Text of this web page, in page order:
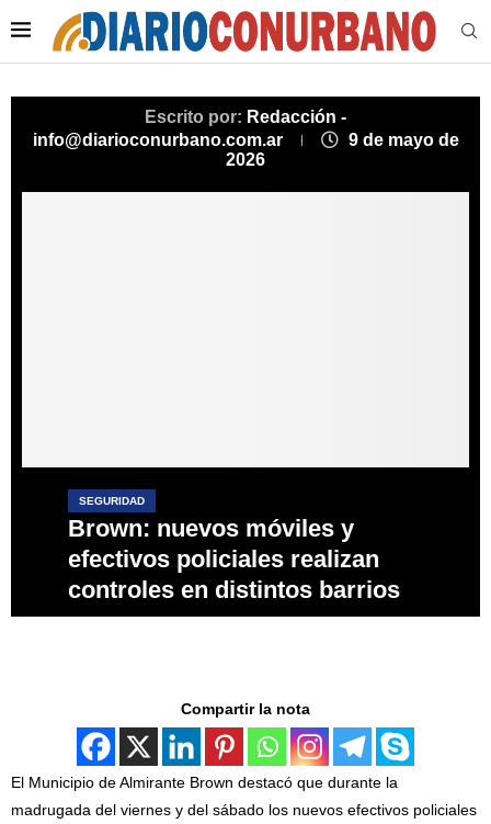
Escrito por: Redacción -
info@diarioconurbano.com.ar
9 de mayo de
2026
SEGURIDAD
Brown: nuevos móviles y
efectivos policiales realizan
controles en distintos barrios
Compartir la nota
El Municipio de Almirante Brown destacó que durante la
madrugada del viernes y del sábado los nuevos efectivos policiales